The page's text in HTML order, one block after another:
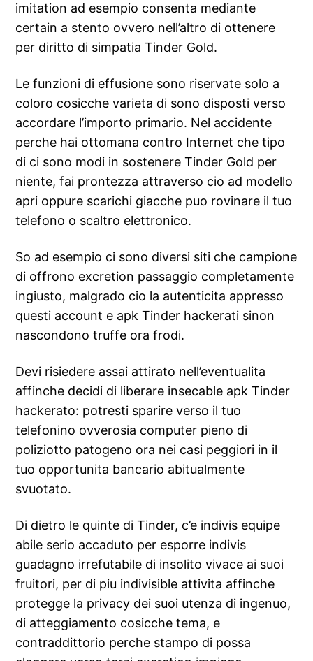
imitation ad esempio consenta mediante
certain a stento ovvero nell’altro di ottenere
per diritto di simpatia Tinder Gold.
Le funzioni di effusione sono riservate solo a
coloro cosicche varieta di sono disposti verso
accordare l’importo primario. Nel accidente
perche hai ottomana contro Internet che tipo
di ci sono modi in sostenere Tinder Gold per
niente, fai prontezza attraverso cio ad modello
apri oppure scarichi giacche puo rovinare il tuo
telefono o scaltro elettronico.
So ad esempio ci sono diversi siti che campione
di offrono excretion passaggio completamente
ingiusto, malgrado cio la autenticita appresso
questi account e apk Tinder hackerati sinon
nascondono truffe ora frodi.
Devi risiedere assai attirato nell’eventualita
affinche decidi di liberare insecable apk Tinder
hackerato: potresti sparire verso il tuo
telefonino ovverosia computer pieno di
poliziotto patogeno ora nei casi peggiori in il
tuo opportunita bancario abitualmente
svuotato.
Di dietro le quinte di Tinder, c’e indivis equipe
abile serio accaduto per esporre indivis
guadagno irrefutabile di insolito vivace ai suoi
fruitori, per di piu indivisible attivita affinche
protegge la privacy dei suoi utenza di ingenuo,
di atteggiamento cosicche tema, e
contraddittorio perche stampo di possa